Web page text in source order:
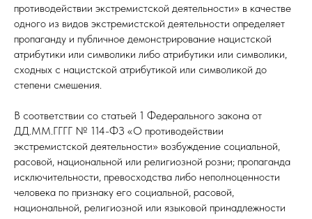
противодействии экстремистской деятельности» в качестве
одного из видов экстремистской деятельности определяет
пропаганду и публичное демонстрирование нацистской
атрибутики или символики либо атрибутики или символики,
сходных с нацистской атрибутикой или символикой до
степени смешения.
В соответствии со статьей 1 Федерального закона от
ДД.ММ.ГГГГ № 114-ФЗ «О противодействии
экстремистской деятельности» возбуждение социальной,
расовой, национальной или религиозной розни; пропаганда
исключительности, превосходства либо неполноценности
человека по признаку его социальной, расовой,
национальной, религиозной или языковой принадлежности